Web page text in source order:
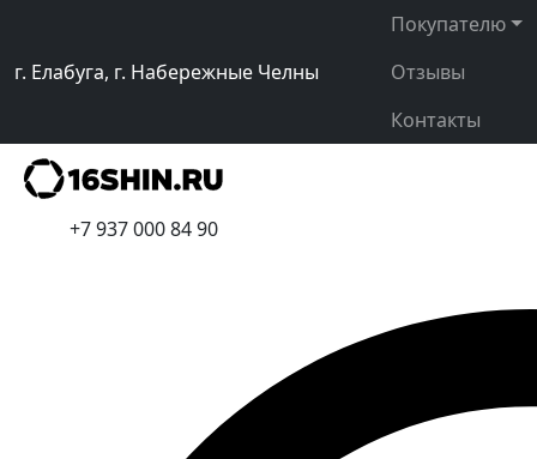
г. Елабуга, г. Набережные Челны
Покупателю
Отзывы
Контакты
+7 937 000 84 90